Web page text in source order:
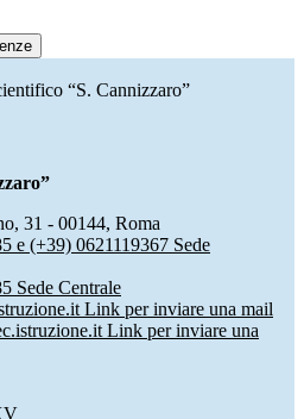
“S. Cannizzaro”
31 - 00144, Roma
e (+39) 0621119367 Sede
Sede Centrale
Link per inviare una mail
Link per inviare una